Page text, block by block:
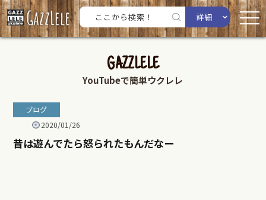
詳細
GAZZLELE
YouTubeで簡単ウクレレ
ブログ
2020/01/26
昔は遊んでたら怒られたもんだなー